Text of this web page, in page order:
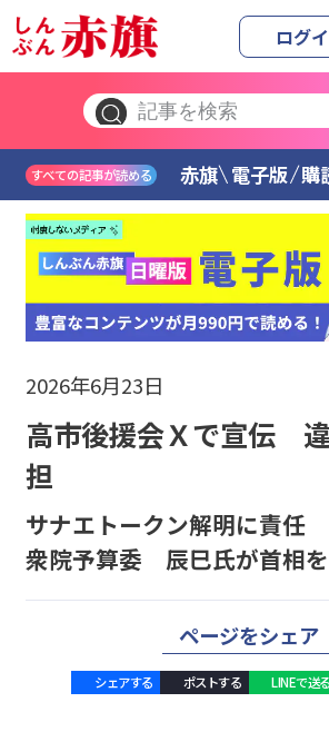
ログ
すべての記事が読める 赤旗 電子版 購
2026年6月23日
高市後援会Ｘで宣伝
担
サナエトークン解明に責任
衆院予算委 辰巳氏が首相
ページをシェア
シェアする ポストする LINEで送る